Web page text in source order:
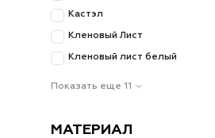
Выберите сервиз
самым красноречивым
Кастэл
Кленовый Лист
Кленовый лист белый
Показать еще 11
МАТЕРИАЛ